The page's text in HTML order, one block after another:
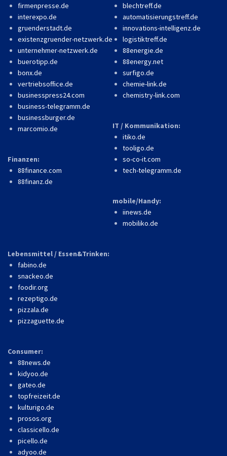
firmenpresse.de
interexpo.de
gruenderstadt.de
existenzgruender-netzwerk.de
unternehmer-netzwerk.de
buerotipp.de
bonx.de
vertriebsoffice.de
businesspress24.com
business-telegramm.de
businessburger.de
marcomio.de
Finanzen:
88finance.com
88finanz.de
blechtreff.de
automatisierungstreff.de
innovations-intelligenz.de
logistiktreff.de
88energie.de
88energy.net
surfigo.de
chemie-link.de
chemistry-link.com
IT / Kommunikation:
itiko.de
tooligo.de
so-co-it.com
tech-telegramm.de
mobile/Handy:
iinews.de
mobiliko.de
Lebensmittel / Essen&Trinken:
fabino.de
snackeo.de
foodir.org
rezeptigo.de
pizzala.de
pizzaguette.de
Consumer:
88news.de
kidyoo.de
gateo.de
topfreizeit.de
kulturigo.de
prosos.org
classicello.de
picello.de
adyoo.de